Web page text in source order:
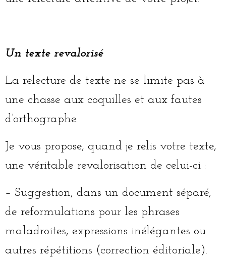
Un texte revalorisé
La relecture de texte ne se limite pas à
une chasse aux coquilles et aux fautes
d’orthographe.
Je vous propose, quand je relis votre texte,
une véritable revalorisation de celui-ci :
– Suggestion, dans un document séparé,
de reformulations pour les phrases
maladroites, expressions inélégantes ou
autres répétitions (correction éditoriale).